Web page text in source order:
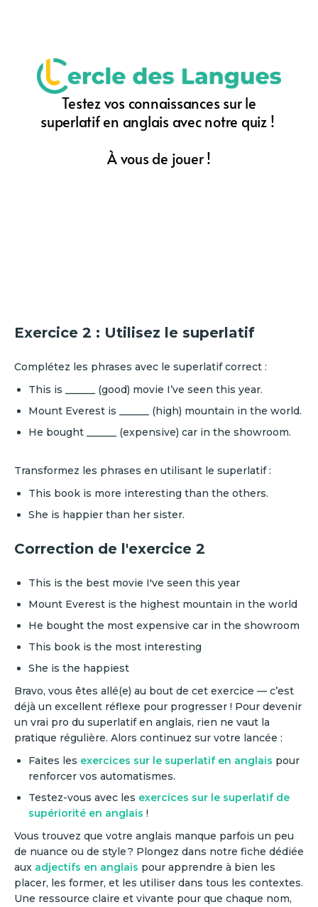
Exercice 2 : Utilisez le superlatif
Complétez les phrases avec le superlatif correct :
This is ______ (good) movie I’ve seen this year.
Mount Everest is ______ (high) mountain in the world.
He bought ______ (expensive) car in the showroom.
Transformez les phrases en utilisant le superlatif :
This book is more interesting than the others.
She is happier than her sister.
Correction de l'exercice 2
This is the best movie I've seen this year
Mount Everest is the highest mountain in the world
He bought the most expensive car in the showroom
This book is the most interesting
She is the happiest
Bravo, vous êtes allé(e) au bout de cet exercice — c’est
déjà un excellent réflexe pour progresser ! Pour devenir
un vrai pro du superlatif en anglais, rien ne vaut la
pratique régulière. Alors continuez sur votre lancée :
Faites les exercices sur le superlatif en anglais pour
renforcer vos automatismes.
Testez-vous avec les exercices sur le superlatif de
supériorité en anglais !
Vous trouvez que votre anglais manque parfois un peu
de nuance ou de style ? Plongez dans notre fiche dédiée
aux adjectifs en anglais pour apprendre à bien les
placer, les former, et les utiliser dans tous les contextes.
Une ressource claire et vivante pour que chaque nom,